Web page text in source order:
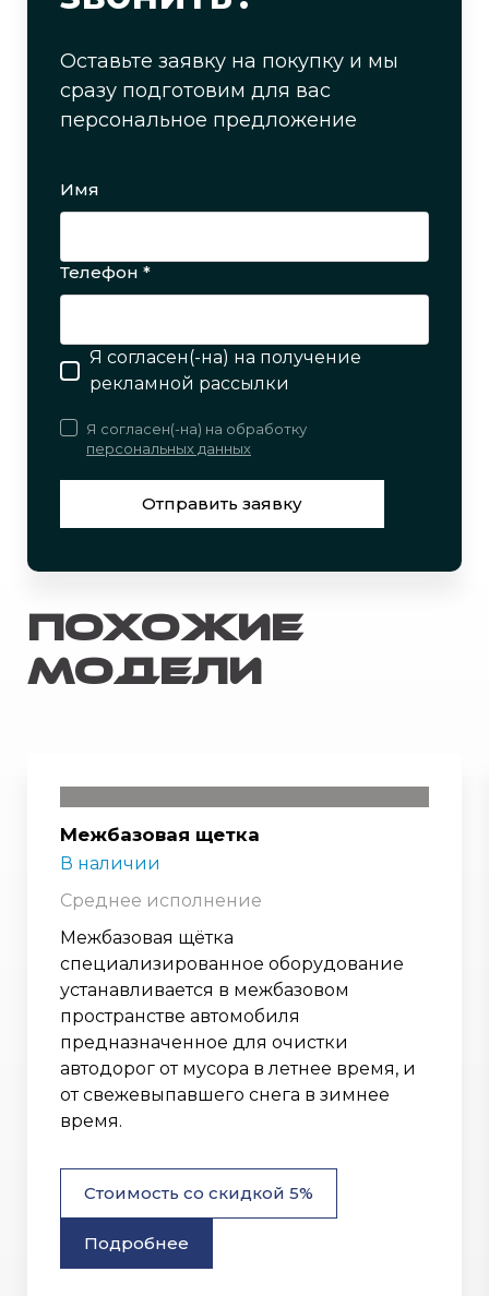
Оставьте заявку на покупку и мы
сразу подготовим для вас
персональное предложение
Имя
Телефон *
Я согласен(-на) на получение
рекламной рассылки
Отправить заявку
Я согласен(-на) на обработку
персональных данных
Похожие
модели
Межбазовая щетка
В наличии
Среднее исполнение
Межбазовая щётка
специализированное оборудование
устанавливается в межбазовом
пространстве автомобиля
предназначенное для очистки
автодорог от мусора в летнее время, и
от свежевыпавшего снега в зимнее
время.
Стоимость со скидкой 5%
Подробнее